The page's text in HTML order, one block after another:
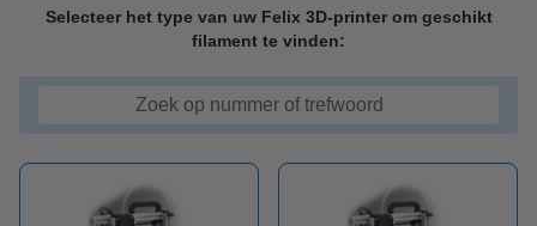
Selecteer het type van uw Felix 3D-printer om geschikt
filament te vinden: